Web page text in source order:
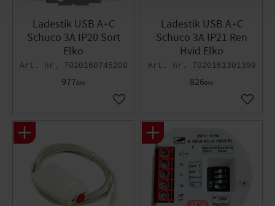
Ladestik USB A+C
Schuco 3A IP20 Sort
Elko
7020160745200
977DKK
Gem som favorit
Ladestik USB A+C
Schuco 3A IP21 Ren
Hvid Elko
7020161301399
826DKK
Gem